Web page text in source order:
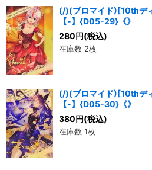
(/)(ブロマイド)[10thデ
【-】{D05-29}《》
280円(税込)
在庫数 2枚
(/)(ブロマイド)[10thデ
【-】{D05-30}《》
380円(税込)
在庫数 1枚